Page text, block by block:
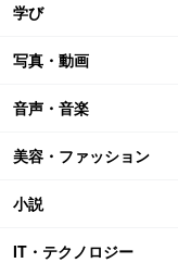
学び
写真・動画
音声・音楽
美容・ファッション
小説
IT・テクノロジー